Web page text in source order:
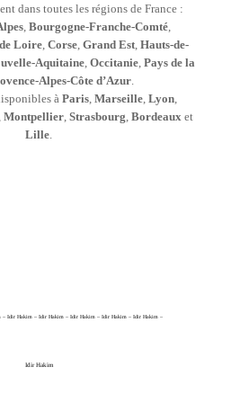
dans toutes les régions de France :
Bourgogne-Franche-Comté
Loire, Corse, Grand Est, Hauts-de-
Aquitaine Occitanie Pays de la
Alpes-Côte d’Azur.
à Paris, Marseille, Lyon,
Montpellier, Strasbourg Bordeaux et
Lille
– Idir Hakim – Idir Hakim – Idir Hakim – Idir Hakim – Idir Hakim –
Idir Hakim